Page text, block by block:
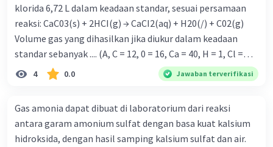
klorida 6,72 L dalam keadaan standar, sesuai persamaan
reaksi: CaC03(s) + 2HCI(g) → CaCI2(aq) + H20(/) + C02(g)
Volume gas yang dihasilkan jika diukur dalam keadaan
standar sebanyak .... (A, C = 12, 0 = 16, Ca = 40, H = 1, Cl =
35,5) A. 2,24 L B. 3,36 L C. 6,72L D. 10,08 L E. 11,2 L
4 0.0 Jawaban terverifikasi
Gas amonia dapat dibuat di laboratorium dari reaksi
antara garam amonium sulfat dengan basa kuat kalsium
hidroksida, dengan hasil samping kalsium sulfat dan air.